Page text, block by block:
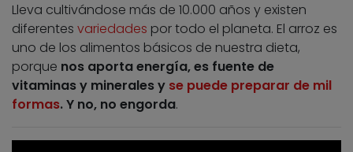
Lleva cultivándose más de 10.000 años y existen
diferentes variedades por todo el planeta. El arroz es
uno de los alimentos básicos de nuestra dieta,
porque nos aporta energía, es fuente de
vitaminas y minerales y se puede preparar de mil
formas. Y no, no engorda.